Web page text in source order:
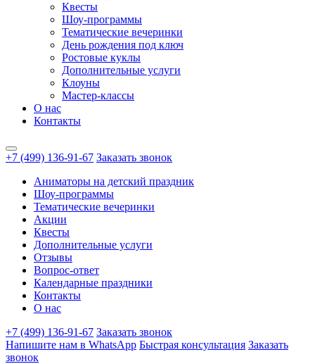
Квесты
Шоу-программы
Тематические вечеринки
День рождения под ключ
Ростовые куклы
Дополнительные услуги
Клоуны
Мастер-классы
О нас
Контакты
+7 (499) 136-91-67 Заказать звонок
Аниматоры на детский праздник
Шоу-программы
Тематические вечеринки
Акции
Квесты
Дополнительные услуги
Отзывы
Вопрос-ответ
Календарные праздники
Контакты
О нас
+7 (499) 136-91-67 Заказать звонок
Напишите нам в WhatsApp Быстрая консультация Заказать
звонок